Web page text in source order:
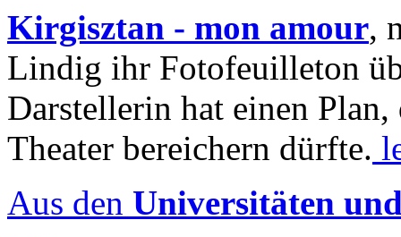
Kirgisztan - mon amour,
Lindig ihr Fotofeuilleton
Darstellerin hat einen Plan,
Theater bereichern dürfte.
Aus den Universitäten